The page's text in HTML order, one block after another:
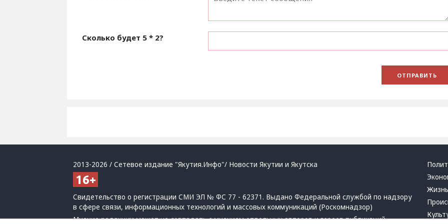
Сколько будет 5 * 2?
2013-2026 / Сетевое издание "Якутия.Инфо"/ Новости Якутии и Якутска
Свидетельство о регистрации СМИ ЭЛ № ФС 77 - 62371. Выдано Федеральной службой по надзору
в сфере связи, информационных технологий и массовых коммуникаций (Роскомнадзор)
Мнение редакции может не совпадать с мнением отдельных авторов и героев публикаций.
Жизнь